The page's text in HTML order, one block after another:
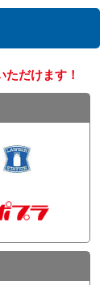
だけます！